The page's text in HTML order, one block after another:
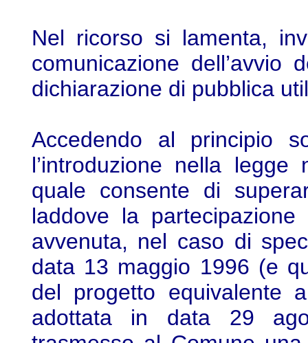
Nel ricorso si lamenta,
comunicazione dell’avvio
dichiarazione di pubblica
Accedendo al principio
l’introduzione nella
quale consente di
laddove la
avvenuta, nel caso di
data 13 maggio 1996 (e
del progetto equivalente
adottata in data 29